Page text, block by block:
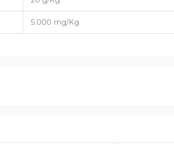
5.000 mg/Kg